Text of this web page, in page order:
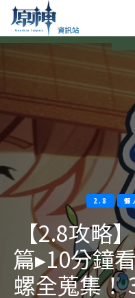
2.8 懶
【2.8攻略
篇▸10分鐘
螺全蒐集！